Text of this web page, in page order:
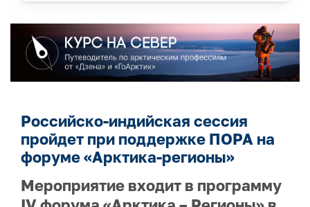
Российско-индийская сессия
пройдет при поддержке ПОРА на
форуме «Арктика-регионы»
Мероприятие входит в программу